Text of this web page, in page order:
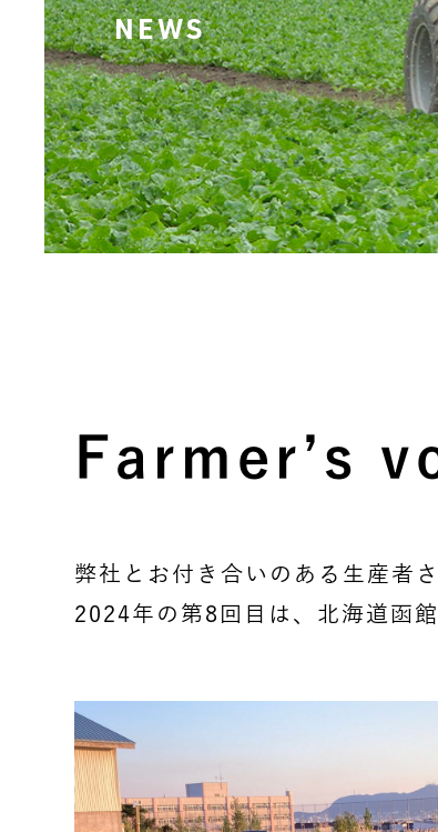
NEWS
Farmer’s
弊社とお付き合いのある生産者
2024年の第8回目は、北海道函